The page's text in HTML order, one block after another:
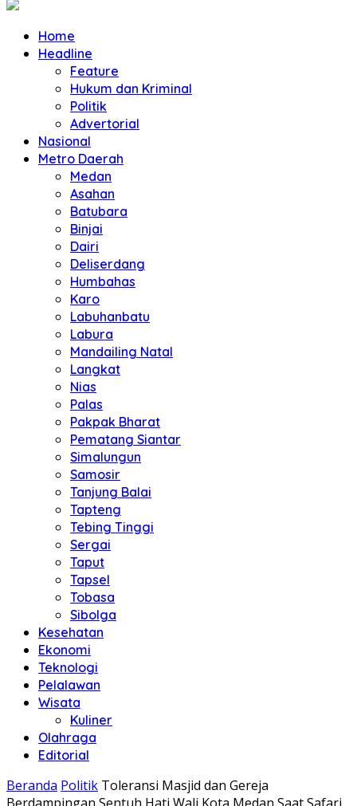
Home
Headline
Feature
Hukum dan Kriminal
Politik
Advertorial
Nasional
Metro Daerah
Medan
Asahan
Batubara
Binjai
Dairi
Deliserdang
Humbahas
Karo
Labuhanbatu
Labura
Mandailing Natal
Langkat
Nias
Palas
Pakpak Bharat
Pematang Siantar
Simalungun
Samosir
Tanjung Balai
Tapteng
Tebing Tinggi
Sergai
Taput
Tapsel
Tobasa
Sibolga
Kesehatan
Ekonomi
Teknologi
Pelalawan
Wisata
Kuliner
Olahraga
Editorial
Beranda Politik Toleransi Masjid dan Gereja